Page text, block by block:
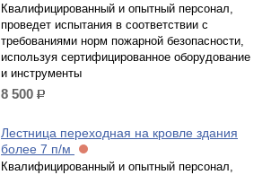
Квалифицированный и опытный персонал,
проведет испытания в соответствии с
требованиями норм пожарной безопасности,
используя сертифицированное оборудование
и инструменты
8 500 р.
Лестница переходная на кровле здания
более 7 п/м
Квалифицированный и опытный персонал,